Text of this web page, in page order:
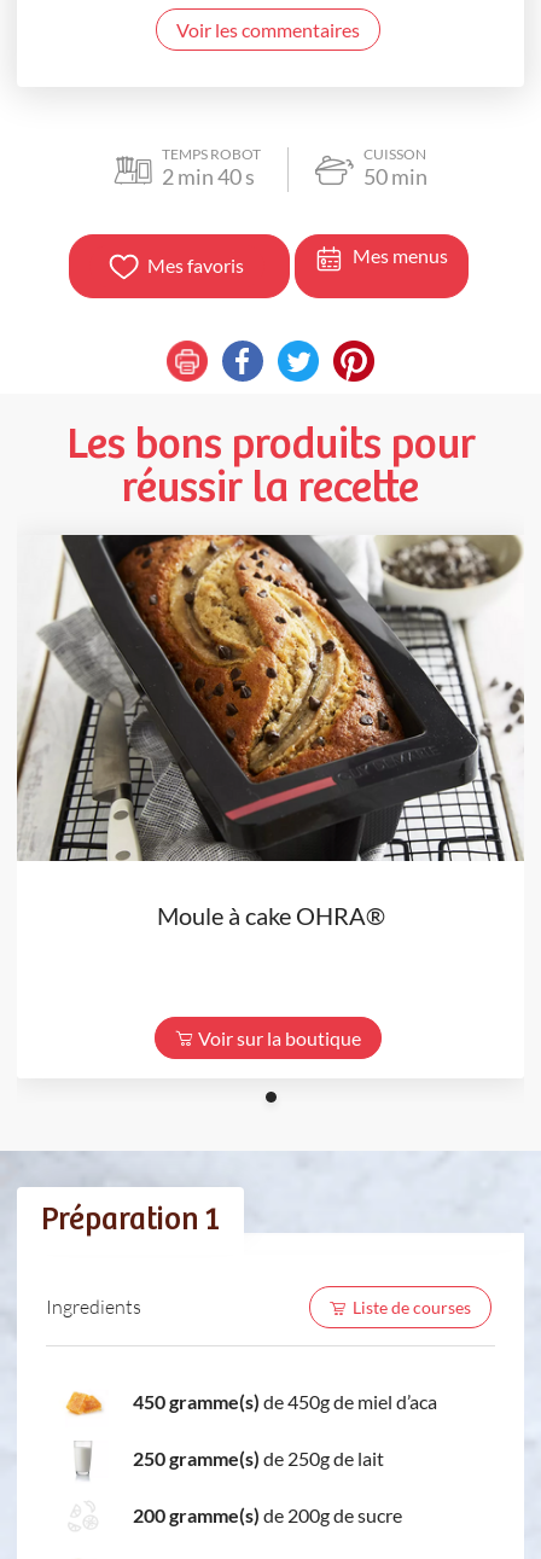
Voir les commentaires
TEMPS ROBOT
2min40s
CUISSON
50min
Mes favoris Mes menus
Les bons produits pour
réussir la recette
Moule à cake OHRA®
Voir sur la boutique
Préparation 1
Ingredients Liste de courses
450 gramme(s) de 450g de miel d’aca
250 gramme(s) de 250g de lait
200 gramme(s) de 200g de sucre